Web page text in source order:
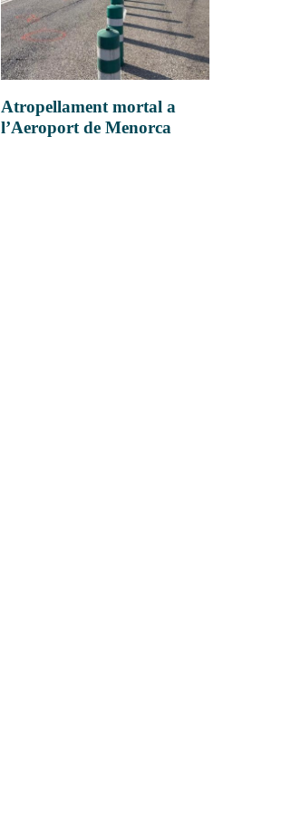
Atropellament mortal a
l’Aeroport de Menorca